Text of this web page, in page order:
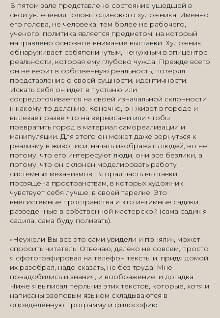
В пятом зале представлено состояние ушедшей в
свои увлечения головы одинокого художника. Именно
его голова, не человека, тем более не рабочего,
ученого, политика является предметом, на который
направлено основное внимание выставки. Художник
обнаруживает себяпокинутым, ненужным в эпицентре
реальности, которая ему глубоко чужда. Прежде всего
он не верит в собственную реальность, потерял
представление о своей сущности, идентичности.
Искать себя он идет в пустыню или
сосредоточивается на своей изначальной склонности
к какому-то деланию. Конечно, он живет в городе и
вылезает разве что на вернисажи или чтобы
превратить город в материал самореализации и
манипуляции. Для этого он может даже вернуться к
реализму в живописи, начать изображать людей, но не
потому, что его интересуют люди, они все безлики, а
потому, что он склонен моделировать работу
системных механизмов. Вторая часть выставки
посвящена пространствам, в которых художник
чувствует себя лучше, в своей тарелке. Это
внесистемные пространства и это интимные садики,
разведенные в собственной мастерской (сама садик я
садила, сама буду поливать).
«Неужели Вы все это сами увидели и поняли», может
спросить читатель. Отвечаю, далеко не совсем, просто
я сфотографировал на телефон тексты и, придя домой,
их разобрал, надо сказать, не без труда. Мне
понадобились и знания, и воображение, и догадка.
Ниже я выписал перлы из этих текстов, которые, хотя и
написаны эзоповым языком складываются в
определенную программу и философию.